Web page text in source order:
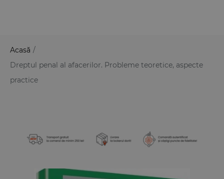
Acasă /
Dreptul penal al afacerilor. Probleme teoretice, aspecte
practice